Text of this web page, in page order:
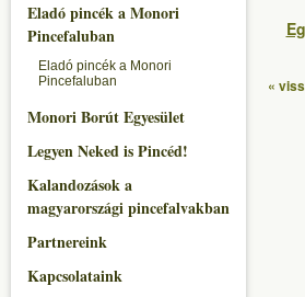
Eladó pincék a Monori
Pincefaluban
Eladó pincék a Monori
Pincefaluban
Monori Borút Egyesület
Legyen Neked is Pincéd!
Kalandozások a
magyarországi pincefalvakban
Partnereink
Kapcsolataink
«